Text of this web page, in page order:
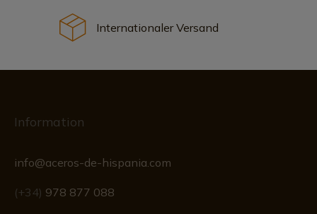
Internationaler Versand
Information
info@aceros-de-hispania.com
(+34) 978 877 088